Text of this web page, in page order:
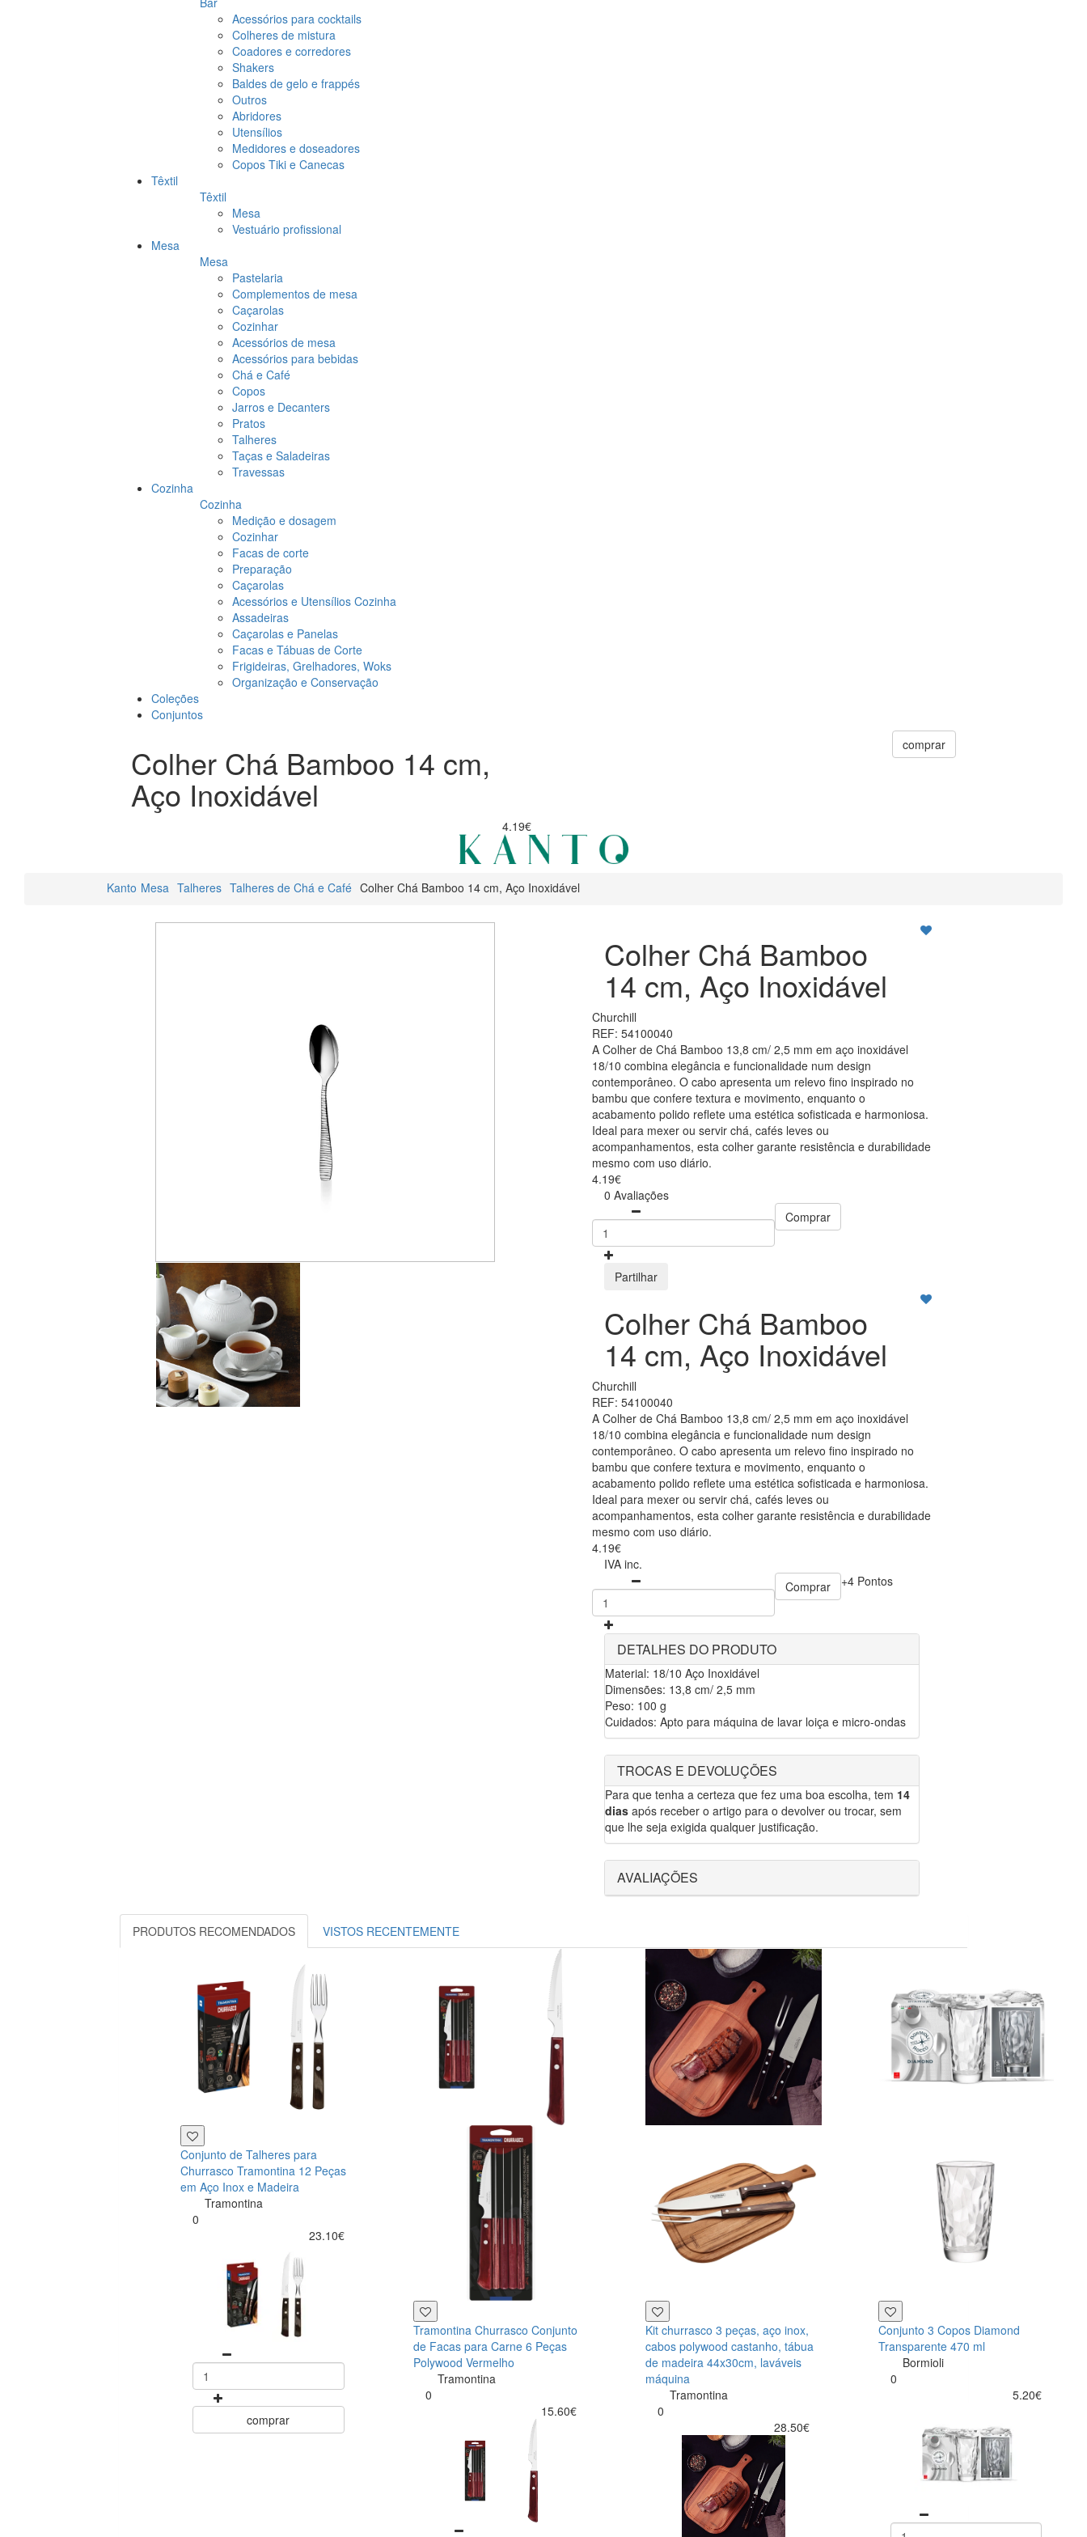
Acessórios para cocktails
Colheres de mistura
Coadores e corredores
Shakers
Baldes de gelo e frappés
Outros
Abridores
Utensílios
Medidores e doseadores
Copos Tiki e Canecas
Têxtil
Têxtil
Mesa
Vestuário profissional
Mesa
Mesa
Pastelaria
Complementos de mesa
Caçarolas
Cozinhar
Acessórios de mesa
Acessórios para bebidas
Chá e Café
Copos
Jarros e Decanters
Pratos
Talheres
Taças e Saladeiras
Travessas
Cozinha
Cozinha
Medição e dosagem
Cozinhar
Facas de corte
Preparação
Caçarolas
Acessórios e Utensílios Cozinha
Assadeiras
Caçarolas e Panelas
Facas e Tábuas de Corte
Frigideiras, Grelhadores, Woks
Organização e Conservação
Coleções
Conjuntos
Colher Chá Bamboo 14 cm,
Aço Inoxidável
4.19€
comprar
Kanto Mesa Talheres Talheres de Chá e Café Colher Chá Bamboo 14 cm, Aço Inoxidável
Colher Chá Bamboo
14 cm, Aço Inoxidável
Churchill
REF: 54100040
A Colher de Chá Bamboo 13,8 cm/ 2,5 mm em aço inoxidável
18/10 combina elegância e funcionalidade num design
contemporâneo. O cabo apresenta um relevo fino inspirado no
bambu que confere textura e movimento, enquanto o
acabamento polido reflete uma estética sofisticada e harmoniosa.
Ideal para mexer ou servir chá, cafés leves ou
acompanhamentos, esta colher garante resistência e durabilidade
mesmo com uso diário.
4.19€
0 Avaliações
Comprar
Partilhar
Colher Chá Bamboo
14 cm, Aço Inoxidável
Churchill
REF: 54100040
A Colher de Chá Bamboo 13,8 cm/ 2,5 mm em aço inoxidável
18/10 combina elegância e funcionalidade num design
contemporâneo. O cabo apresenta um relevo fino inspirado no
bambu que confere textura e movimento, enquanto o
acabamento polido reflete uma estética sofisticada e harmoniosa.
Ideal para mexer ou servir chá, cafés leves ou
acompanhamentos, esta colher garante resistência e durabilidade
mesmo com uso diário.
4.19€
IVA inc.
Comprar
+4 Pontos
DETALHES DO PRODUTO
Material: 18/10 Aço Inoxidável
Dimensões: 13,8 cm/ 2,5 mm
Peso: 100 g
Cuidados: Apto para máquina de lavar loiça e micro-ondas
TROCAS E DEVOLUÇÕES
Para que tenha a certeza que fez uma boa escolha, tem 14
dias após receber o artigo para o devolver ou trocar, sem
que lhe seja exigida qualquer justificação.
AVALIAÇÕES
PRODUTOS RECOMENDADOS VISTOS RECENTEMENTE
Conjunto de Talheres para
Churrasco Tramontina 12 Peças
em Aço Inox e Madeira
Tramontina
0
23.10€
comprar
Tramontina Churrasco Conjunto
de Facas para Carne 6 Peças
Polywood Vermelho
Tramontina
0
15.60€
Kit churrasco 3 peças, aço inox,
cabos polywood castanho, tábua
de madeira 44x30cm, laváveis
máquina
Tramontina
0
28.50€
Conjunto 3 Copos Diamond
Transparente 470 ml
Bormioli
0
5.20€